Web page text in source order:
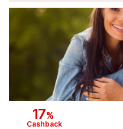
Thalia
Douglas
Alle Shops anzeigen
17%
Cashback